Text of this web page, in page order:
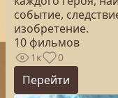
событие,
изобретение.
10 фильмов
1к 0
Перейти